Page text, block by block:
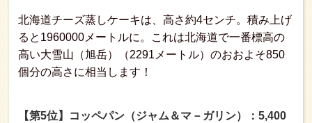
北海道チーズ蒸しケーキは、高さ約4センチ。積み上げ
ると1960000メートルに。これは北海道で一番標高の
高い大雪山（旭岳）（2291メートル）のおおよそ850
個分の高さに相当します！
【第5位】コッペパン（ジャム＆マ－ガリン）：5,400